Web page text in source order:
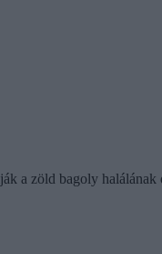
a zöld bagoly